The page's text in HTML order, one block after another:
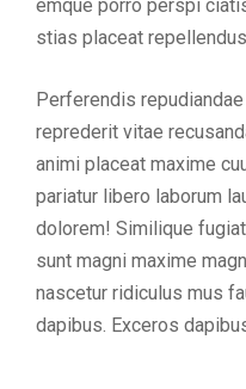
emque porro perspi
stias placeat
Perferendis
reprederit vitae
animi placeat maxime
pariatur libero laborum
dolorem! Similique
sunt magni maxime
nascetur ridiculus mus
dapibus. Exceros